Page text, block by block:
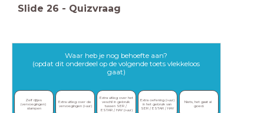
Slide 26 - Quizvraag
Waar heb je nog behoefte aan?
(opdat dit onderdeel op de volgende toets vlekkeloos
gaat)
Zelf rijtjes
(vervoegingen)
stampen
Extra uitleg over de
vervoegingen (i-uur)
Extra uitleg over het
veschil in gebruik
tussen SER /
ESTAR / HAY (i-uur)
Extra oefening (i-uur)
in het gebruik van
SER / ESTAR / HAY
Niets, het gaat al
goed.